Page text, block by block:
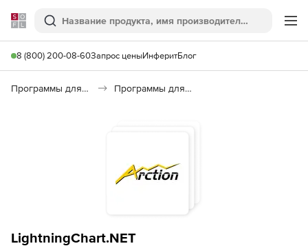
Softline
Поиск
8 (800) 200-08-60Запрос ценыИнферитБлог
Программы для программирования Программы для разработки ПО
LightningChart.NET